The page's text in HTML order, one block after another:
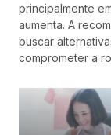
principalmente
aumenta. A
buscar
comprometer a